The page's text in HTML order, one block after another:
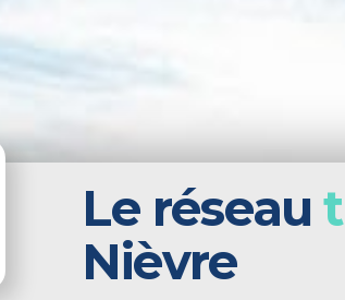
Le réseau
Nièvre